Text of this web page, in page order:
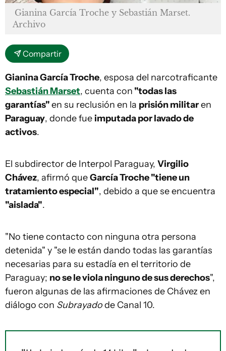
Gianina García Troche y Sebastián Marset.
Archivo
Compartir
Gianina García Troche, esposa del narcotraficante
Sebastián Marset, cuenta con "todas las
garantías"en su reclusión en la prisión militaren
Paraguay, donde fue imputada por lavado de
activos.
El subdirector de Interpol Paraguay, Virgilio
Chávez, afirmó queGarcía Troche "tiene un
tratamiento especial", debido a que se encuentra
"aislada".
"No tiene contacto con ninguna otra persona
detenida" y "se le están dando todas las garantías
necesarias para su estadía en el territorio de
Paraguay; no se le viola ninguno de sus derechos",
fueron algunas de las afirmaciones de Chávez en
diálogo con Subrayadode Canal 10.